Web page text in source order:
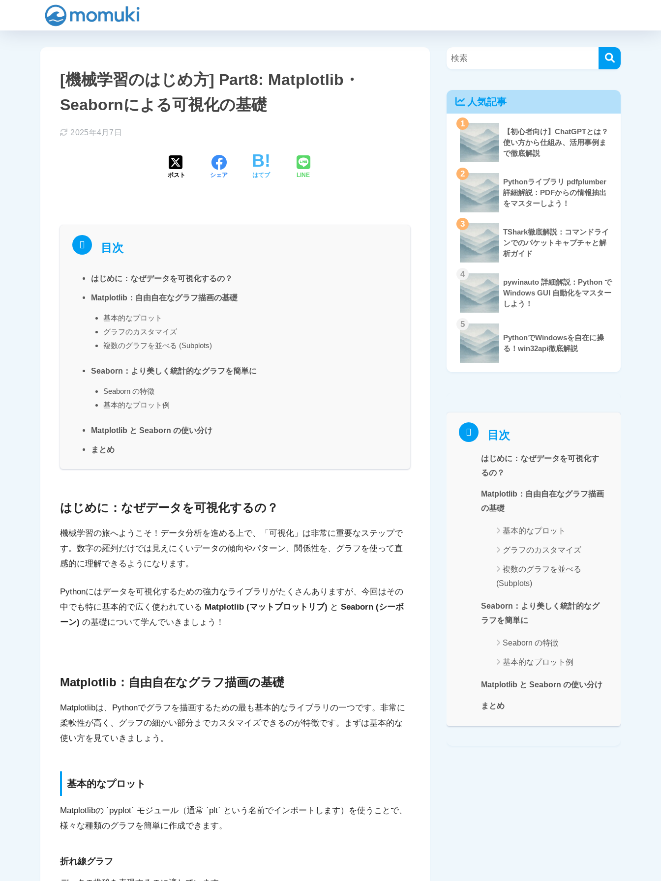
[機械学習のはじめ方] Part8: Matplotlib・
Seabornによる可視化の基礎
2025年4月7日
ポスト シェア はてブ LINE
目次
はじめに：なぜデータを可視化するの？
Matplotlib：自由自在なグラフ描画の基礎
基本的なプロット
グラフのカスタマイズ
複数のグラフを並べる (Subplots)
Seaborn：より美しく統計的なグラフを簡単に
Seaborn の特徴
基本的なプロット例
Matplotlib と Seaborn の使い分け
まとめ
はじめに：なぜデータを可視化するの？
機械学習の旅へようこそ！データ分析を進める上で、「可視化」は非常に重要なステップで
す。数字の羅列だけでは見えにくいデータの傾向やパターン、関係性を、グラフを使って直
感的に理解できるようになります。
Pythonにはデータを可視化するための強力なライブラリがたくさんありますが、今回はその
中でも特に基本的で広く使われている Matplotlib (マットプロットリブ) と Seaborn (シーボ
ーン) の基礎について学んでいきましょう！
Matplotlib：自由自在なグラフ描画の基礎
Matplotlibは、Pythonでグラフを描画するための最も基本的なライブラリの一つです。非常に
柔軟性が高く、グラフの細かい部分までカスタマイズできるのが特徴です。まずは基本的な
使い方を見ていきましょう。
基本的なプロット
Matplotlibの `pyplot` モジュール（通常 `plt` という名前でインポートします）を使うことで、
様々な種類のグラフを簡単に作成できます。
折れ線グラフ
人気記事
1
【初心者向け】ChatGPTとは？
使い方から仕組み、活用事例ま
で徹底解説
2
Pythonライブラリ pdfplumber
詳細解説：PDFからの情報抽出
をマスターしよう！
3
TShark徹底解説：コマンドライ
ンでのパケットキャプチャと解
析ガイド
4
pywinauto 詳細解説：Python で
Windows GUI 自動化をマスター
しよう！
5
PythonでWindowsを自在に操
る！win32api徹底解説
目次
はじめに：なぜデータを可視化す
るの？
Matplotlib：自由自在なグラフ描画
の基礎
基本的なプロット
グラフのカスタマイズ
複数のグラフを並べる
(Subplots)
Seaborn：より美しく統計的なグ
ラフを簡単に
Seaborn の特徴
基本的なプロット例
Matplotlib と Seaborn の使い分け
まとめ